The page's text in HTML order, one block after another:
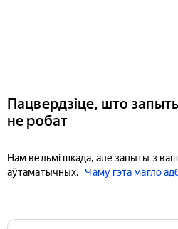
Пацвердзіце, што
не робат
Нам вельмі шкада, але запыты з
аўтаматычных.
Чаму гэта магло